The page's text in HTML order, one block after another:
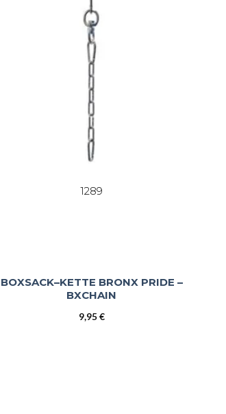
1289
BOXSACK–KETTE BRONX PRIDE –
BXCHAIN
9,95€